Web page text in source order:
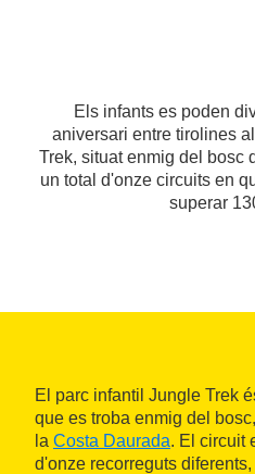
Els infants es poden
aniversari entre tirolines
Trek, situat enmig del bosc
un total d'onze circuits en
superar
El parc infantil Jungle Trek
que es troba enmig del
la Costa Daurada. El circuit
d'onze recorreguts